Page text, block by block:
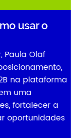
usar o
Olaf
na plataforma
uma
fortalecer a